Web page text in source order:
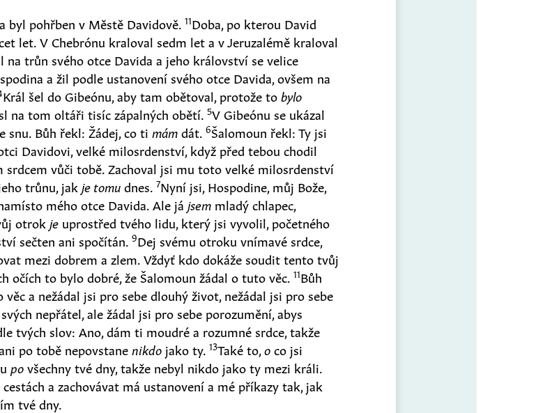
byl pohřben v Městě Davidově.11Doba, po kterou David
let. V Chebrónu kraloval sedm let a v Jeruzalémě kraloval
na trůn svého otce Davida a jeho království se velice
a žil podle ustanovení svého otce Davida, ovšem na
Král šel do Gibeónu, aby tam obětoval, protože tobylo
na tom oltáři tisíc zápalných obětí.5V Gibeónu se ukázal
snu. Bůh řekl: Žádej, co ti mámdát.6Šalomoun řekl: Ty jsi
Davidovi, velké milosrdenství, když před tebou chodil
srdcem vůči tobě. Zachoval jsi mu toto velké milosrdenství
trůnu, jak je tomudnes.7Nyní jsi, Hospodine, můj Bože,
mého otce Davida. Ale já jsem mladý chlapec,
otrok je uprostřed tvého lidu, který jsi vyvolil, početného
sečten ani spočítán.9Dej svému otroku vnímavé srdce,
mezi dobrem a zlem. Vždyť kdo dokáže soudit tento tvůj
očích to bylo dobré, že Šalomoun žádal o tuto věc.11Bůh
a nežádal jsi pro sebe dlouhý život, nežádal jsi pro sebe
nepřátel, ale žádal jsi pro sebe porozumění, abys
tvých slov: Ano, dám ti moudré a rozumné srdce, takže
po tobě nepovstane nikdo jako ty.13Také to,oco jsi
povšechny tvé dny, takže nebyl nikdo jako ty mezi králi.
a zachovávat má ustanovení a mé příkazy tak, jak
tvé dny.